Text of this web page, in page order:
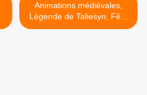
Animations médiévales,
Légende de Taliesyn, Fête
médiévale, Vielmur sur